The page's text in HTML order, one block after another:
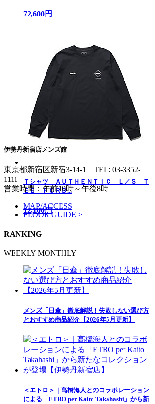
72,600円
Ｔシャツ ＡＵＴＨＥＮＴＩＣ Ｌ／Ｓ Ｔ
ＥＥ ＦＣＲＢ...
12,100円
伊勢丹新宿店メンズ館
東京都新宿区新宿3-14-1 TEL: 03-3352-
1111
営業時間：午前10時～午後8時
MAP/ACCESS
FLOOR GUIDE >
RANKING
WEEKLY MONTHLY
メンズ「日傘」徹底解説！失敗しない選び方
とおすすめ商品紹介【2026年5月更新】
＜エトロ＞｜髙橋海人とのコラボレーション
による「ETRO per Kaito Takahashi」から新